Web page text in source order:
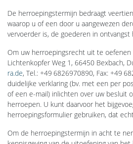
De herroepingstermijn bedraagt
waarop u of een door u aangewezen
vervoerder is, de goederen in
Om uw herroepingsrecht uit te oefenen
Lichtenkopfer Weg 1, 66450 Bexbach,
ra.de, Tel.: +49 6826970890, Fax: +49
duidelijke verklaring (bv. met een per
of een e-mail) inlichten over uw besluit
herroepen. U kunt daarvoor het
herroepingsformulier gebruiken, dat
Om de herroepingstermijn in acht te